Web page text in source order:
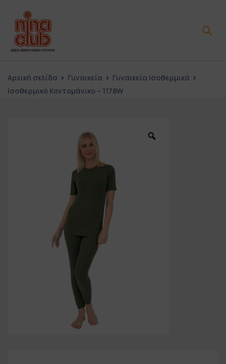
Αρχική σελίδα Γυναικεία
Γυναικεία Ισοθερμικά
Ισοθερμικό Κοντομάνικο – 1178W